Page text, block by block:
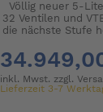
Völlig neuer 5-
32 Ventilen und
die nächste Stufe
inkl. Mwst. zzgl.
Lieferzeit 3-7